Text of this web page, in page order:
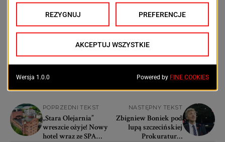
między kulturami. Zapraszamy do wspólnego
świętowania jubileuszowej edycji w mieście, które
staje się jednym z kluczowych punktów na mapie
POPRZEDNI TEKST
„Stara Olejarnia”
wreszcie ożyje! Nowy
hotel wraz ze SPA
NASTĘPNY TEKST
Zbigniew Boniek pod
lupą szczecińskiej
Prokuratury.